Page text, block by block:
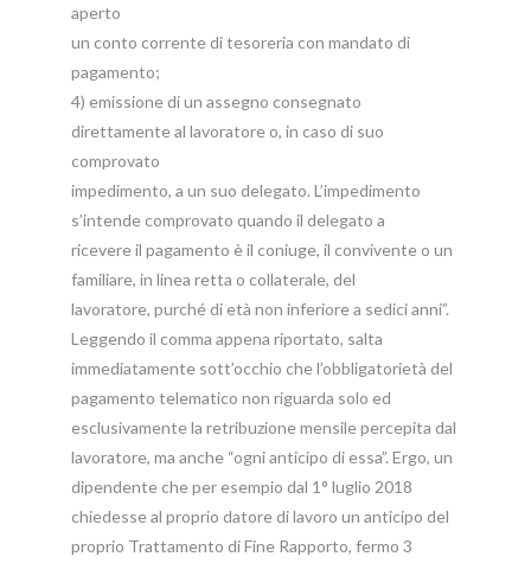
aperto
un conto corrente di tesoreria con mandato di
pagamento;
4) emissione di un assegno consegnato
direttamente al lavoratore o, in caso di suo
comprovato
impedimento, a un suo delegato. L’impedimento
s’intende comprovato quando il delegato a
ricevere il pagamento è il coniuge, il convivente o un
familiare, in linea retta o collaterale, del
lavoratore, purché di età non inferiore a sedici anni”.
Leggendo il comma appena riportato, salta
immediatamente sott’occhio che l’obbligatorietà del
pagamento telematico non riguarda solo ed
esclusivamente la retribuzione mensile percepita dal
lavoratore, ma anche “ogni anticipo di essa”. Ergo, un
dipendente che per esempio dal 1° luglio 2018
chiedesse al proprio datore di lavoro un anticipo del
proprio Trattamento di Fine Rapporto, fermo 3